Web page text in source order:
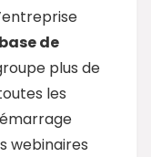
base de
plus de
les
webinaires